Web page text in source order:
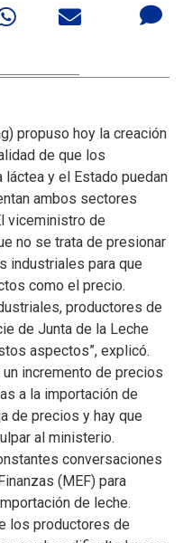
propuso hoy la creación
de que los
y el Estado puedan
ambos sectores
viceministro de
no se trata de presionar
industriales para que
como el precio.
productores de
de Junta de la Leche
aspectos”, explicó.
incremento de precios
a la importación de
de precios y hay que
al ministerio.
conversaciones
(MEF) para
de leche.
los productores de